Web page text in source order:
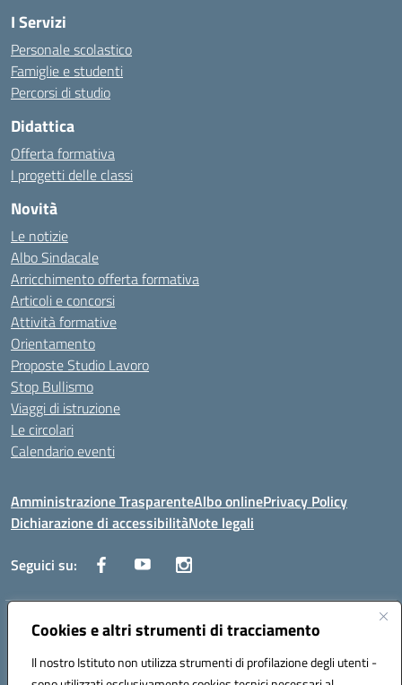
Cookies e altri strumenti di tracciamento
Il nostro Istituto non utilizza strumenti di profilazione degli utenti -
I Servizi
Personale scolastico
Famiglie e studenti
Percorsi di studio
Didattica
Offerta formativa
I progetti delle classi
Novità
Le notizie
Albo Sindacale
Arricchimento offerta formativa
Articoli e concorsi
Attività formative
Orientamento
Proposte Studio Lavoro
Stop Bullismo
Viaggi di istruzione
Le circolari
Calendario eventi
Amministrazione TrasparenteAlbo onlinePrivacy Policy
Dichiarazione di accessibilitàNote legali
Seguici su:
Indirizzo:Corso Fornari, 1 - 70056 Molfetta
Posta elettronica certificata (PEC):BARH04000D@pec.istruzione.it